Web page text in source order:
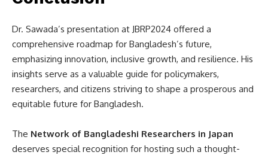
Dr. Sawada’s presentation at JBRP2024 offered a
comprehensive roadmap for Bangladesh’s future,
emphasizing innovation, inclusive growth, and resilience. His
insights serve as a valuable guide for policymakers,
researchers, and citizens striving to shape a prosperous and
equitable future for Bangladesh.
The Network of Bangladeshi Researchers in Japan
deserves special recognition for hosting such a thought-